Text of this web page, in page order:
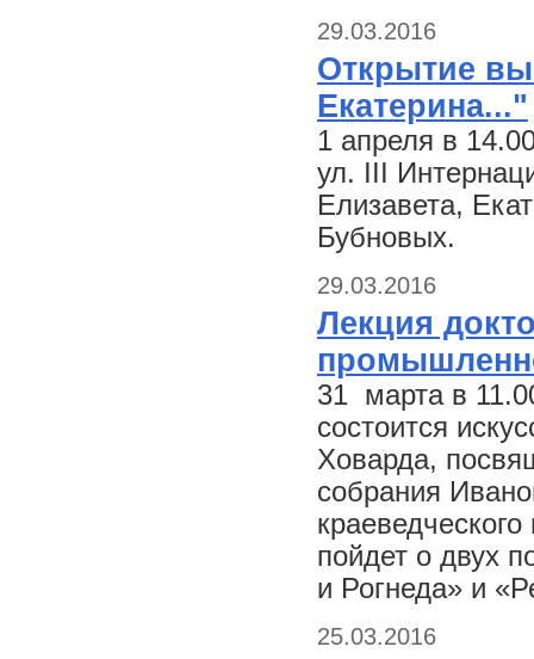
29.03.2016
Открытие
Екатерина..."
1 апреля в
ул. III
Елизавета,
Бубновых.
29.03.2016
Лекция
31 марта в
состоится
Ховарда,
собрания
пойдет о двух
и Рогнеда» и
25.03.2016